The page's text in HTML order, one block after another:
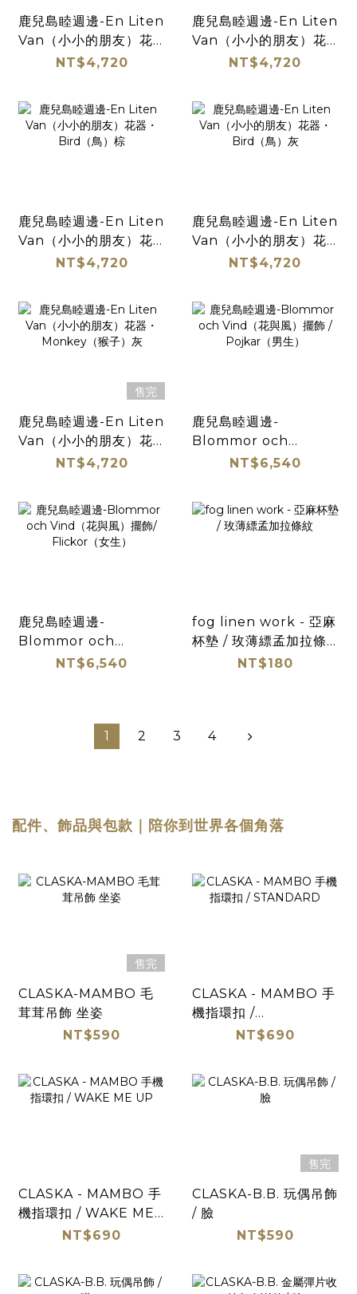
鹿兒島睦週邊-En Liten
Van（小小的朋友）花
器・Squirrel（松鼠）
NT$4,720
鹿兒島睦週邊-En Liten
Van（小小的朋友）花
器・Squirrel（松鼠）
NT$4,720
鹿兒島睦週邊-En Liten
Van（小小的朋友）花
器・Bird（鳥）棕
NT$4,720
鹿兒島睦週邊-En Liten
Van（小小的朋友）花
器・Bird（鳥）灰
NT$4,720
售完
鹿兒島睦週邊-En Liten
Van（小小的朋友）花
器・Monkey（猴子）
NT$4,720
鹿兒島睦週邊-
Blommor och
Vind（花與風）擺飾 /
NT$6,540
鹿兒島睦週邊-
Blommor och
Vind（花與風）擺飾/
NT$6,540
fog linen work - 亞麻
杯墊 / 玫薄縹孟加拉條
NT$180
1 2 3 4
配件、飾品與包款｜陪你到世界各個角落
售完
CLASKA-MAMBO 毛
茸茸吊飾 坐姿
NT$590
CLASKA - MAMBO 手
機指環扣 /
STANDARD
NT$690
CLASKA - MAMBO 手
機指環扣 / WAKE ME
NT$690
售完
CLASKA-B.B. 玩偶吊飾
/ 臉
NT$590